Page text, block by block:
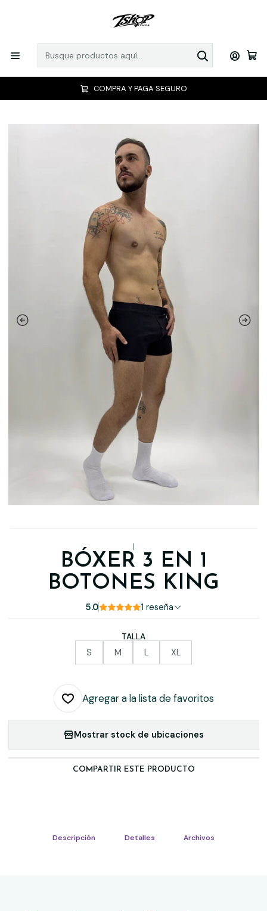
COMPRA Y PAGA SEGURO
|
BÓXER 3 EN 1
BOTONES KING
5.0 1 reseña
TALLA
S M L XL
Agregar a la lista de favoritos
Mostrar stock de ubicaciones
COMPARTIR ESTE PRODUCTO
Descripción Detalles Archivos